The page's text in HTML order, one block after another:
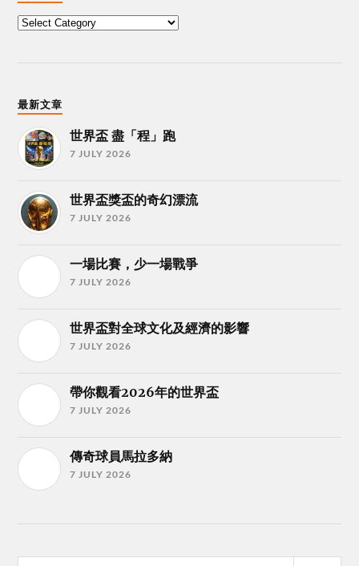
最新文章
世界盃 盡「程」跑
7 JULY 2026
世界盃獎盃的奇幻漂流
7 JULY 2026
一場比賽，少一場戰爭
7 JULY 2026
世界盃對全球文化及經濟的影響
7 JULY 2026
帶你觀看2026年的世界盃
7 JULY 2026
傳奇球員馬拉多納
7 JULY 2026